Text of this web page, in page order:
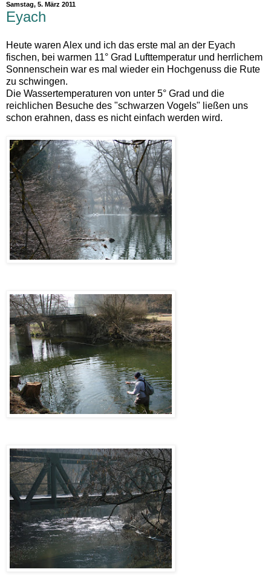
Samstag, 5. März 2011
Eyach
Heute waren Alex und ich das erste mal an der Eyach
fischen, bei warmen 11° Grad Lufttemperatur und herrlichem
Sonnenschein war es mal wieder ein Hochgenuss die Rute
zu schwingen.
Die Wassertemperaturen von unter 5° Grad und die
reichlichen Besuche des "schwarzen Vogels" ließen uns
schon erahnen, dass es nicht einfach werden wird.